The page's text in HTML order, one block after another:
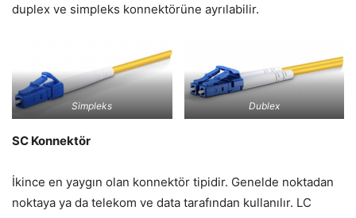
duplex ve simpleks konnektörüne ayrılabilir.
Simpleks Dublex
SC Konnektör
İkince en yaygın olan konnektör tipidir. Genelde noktadan
noktaya ya da telekom ve data tarafından kullanılır. LC